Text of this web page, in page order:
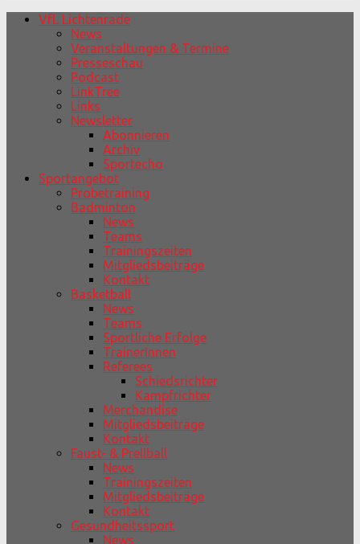
VfL Lichtenrade
News
Veranstaltungen & Termine
Presseschau
Podcast
LinkTree
Links
Newsletter
Abonnieren
Archiv
Sportecho
Sportangebot
Probetraining
Badminton
News
Teams
Trainingszeiten
Mitgliedsbeiträge
Kontakt
Basketball
News
Teams
Sportliche Erfolge
TrainerInnen
Referees
Schiedsrichter
Kampfrichter
Merchandise
Mitgliedsbeiträge
Kontakt
Faust- & Prellball
News
Trainingszeiten
Mitgliedsbeiträge
Kontakt
Gesundheitssport
News